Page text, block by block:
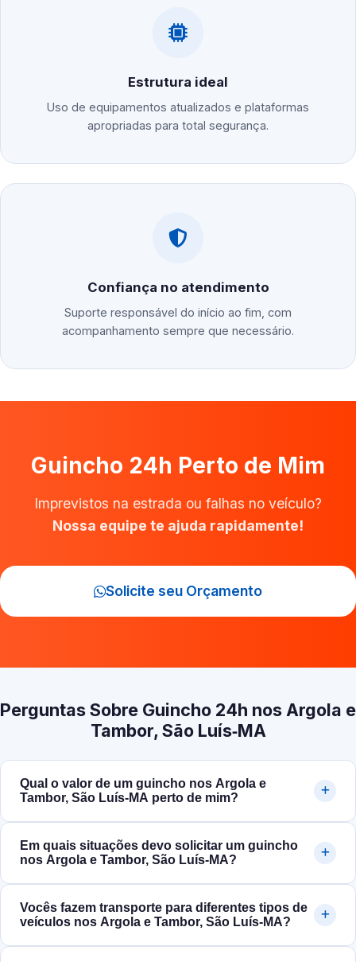
Estrutura ideal
Uso de equipamentos atualizados e plataformas
apropriadas para total segurança.
Confiança no atendimento
Suporte responsável do início ao fim, com
acompanhamento sempre que necessário.
Guincho 24h Perto de Mim
Imprevistos na estrada ou falhas no veículo?
Nossa equipe te ajuda rapidamente!
Solicite seu Orçamento
Perguntas Sobre Guincho 24h nos Argola e
Tambor, São Luís‑MA
Qual o valor de um guincho nos Argola e
Tambor, São Luís‑MA perto de mim?
Em quais situações devo solicitar um guincho
nos Argola e Tambor, São Luís‑MA?
Vocês fazem transporte para diferentes tipos de
veículos nos Argola e Tambor, São Luís‑MA?